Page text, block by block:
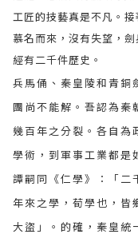
工匠的技藝真是不凡。
慕名而來，沒有失望，
經有二千件歷史。
兵馬俑、秦皇陵和青銅
團尚不能解。吾認為秦
幾百年之分裂。各自為
學術，到軍事工業都是
譚嗣同《仁學》：「二
年來之學，荀學也，皆
大盜」。的確，秦皇統